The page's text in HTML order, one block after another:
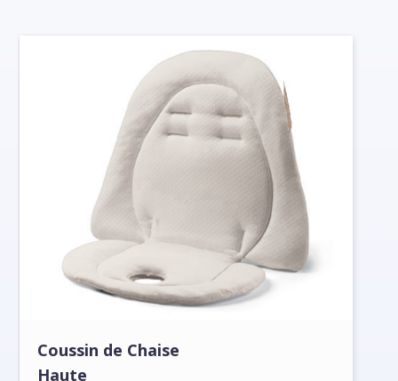
Coussin de Chaise
Haute